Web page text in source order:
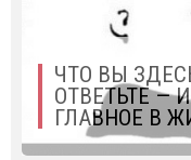
ЧТО ВЫ
ОТВЕТЬТЕ —
ГЛАВНОЕ В